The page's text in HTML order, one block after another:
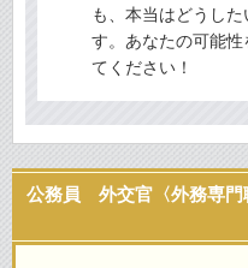
も、本当はどうし
す。あなたの可能
てください！
公務員 外交官〈外務専門